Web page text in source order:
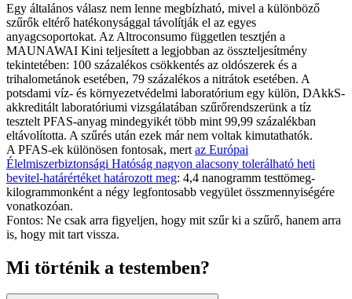
Egy általános válasz nem lenne megbízható, mivel a különböző
szűrők eltérő hatékonysággal távolítják el az egyes
anyagcsoportokat. Az Altroconsumo független tesztjén a
MAUNAWAI Kini teljesített a legjobban az összteljesítmény
tekintetében: 100 százalékos csökkentés az oldószerek és a
trihalometánok esetében, 79 százalékos a nitrátok esetében. A
potsdami víz- és környezetvédelmi laboratórium egy külön, DAkkS-
akkreditált laboratóriumi vizsgálatában szűrőrendszerünk a tíz
tesztelt PFAS-anyag mindegyikét több mint 99,99 százalékban
eltávolította. A szűrés után ezek már nem voltak kimutathatók.
A PFAS-ek különösen fontosak, mert az Európai
Élelmiszerbiztonsági Hatóság nagyon alacsony tolerálható heti
bevitel-határértéket határozott meg: 4,4 nanogramm testtömeg-
kilogrammonként a négy legfontosabb vegyület összmennyiségére
vonatkozóan.
Fontos: Ne csak arra figyeljen, hogy mit szűr ki a szűrő, hanem arra
is, hogy mit tart vissza.
Mi történik a testemben?